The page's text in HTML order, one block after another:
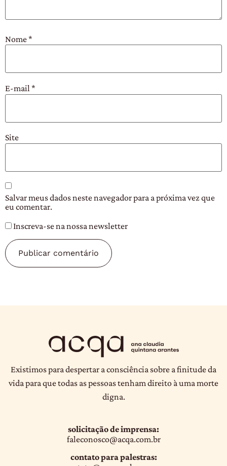
Nome*
E-mail *
Site
Salvar meus dados neste navegador para a próxima vez que
eu comentar.
Inscreva-se na nossa newsletter
Existimos para despertar a consciência sobre a finitude da
vida para que todas as pessoas tenham direito à uma morte
digna.
solicitação de imprensa:
faleconosco@acqa.com.br
contato para palestras: